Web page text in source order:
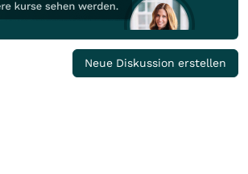
Neue Diskussion erstellen